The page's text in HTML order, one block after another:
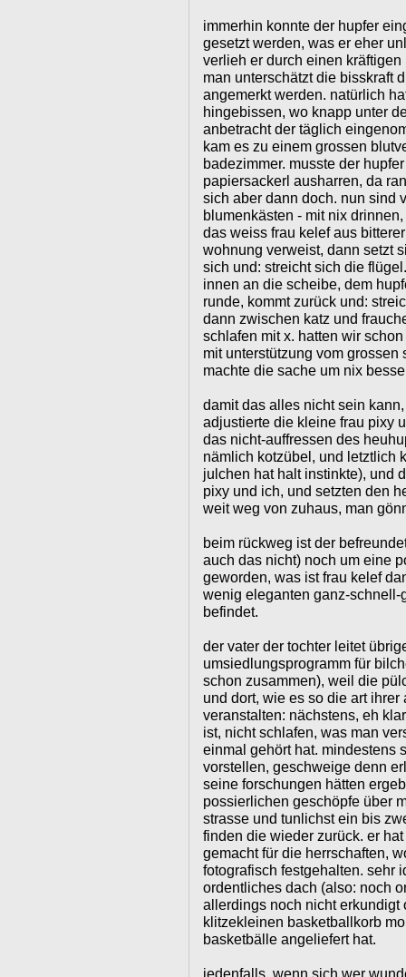
immerhin konnte der hupfer
gesetzt werden, was er eher
verlieh er durch einen
man unterschätzt die bisskraft
angemerkt werden. natürlich
hingebissen, wo knapp unter
anbetracht der täglich
kam es zu einem grossen
badezimmer. musste der
papiersackerl ausharren, da
sich aber dann doch. nun sind
blumenkästen - mit nix
das weiss frau kelef aus
wohnung verweist, dann setzt
sich und: streicht sich die
innen an die scheibe, dem
runde, kommt zurück und:
dann zwischen katz und
schlafen mit x. hatten wir
mit unterstützung vom
machte die sache um nix
damit das alles nicht sein
adjustierte die kleine frau pixy
das nicht-auffressen des
nämlich kotzübel, und letztlich
julchen hat halt instinkte), und
pixy und ich, und setzten den
weit weg von zuhaus, man
beim rückweg ist der
auch das nicht) noch um eine
geworden, was ist frau kelef
wenig eleganten ganz-
befindet.
der vater der tochter leitet
umsiedlungsprogramm für
schon zusammen), weil die
und dort, wie es so die art
veranstalten: nächstens, eh
ist, nicht schlafen, was man
einmal gehört hat. mindestens
vorstellen, geschweige denn
seine forschungen hätten
possierlichen geschöpfe über
strasse und tunlichst ein bis
finden die wieder zurück. er
gemacht für die herrschaften,
fotografisch festgehalten. sehr
ordentliches dach (also: noch
allerdings noch nicht erkundigt
klitzekleinen basketballkorb
basketbälle angeliefert hat.
jedenfalls, wenn sich wer